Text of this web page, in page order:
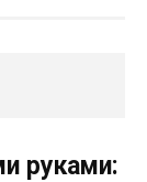
руками: